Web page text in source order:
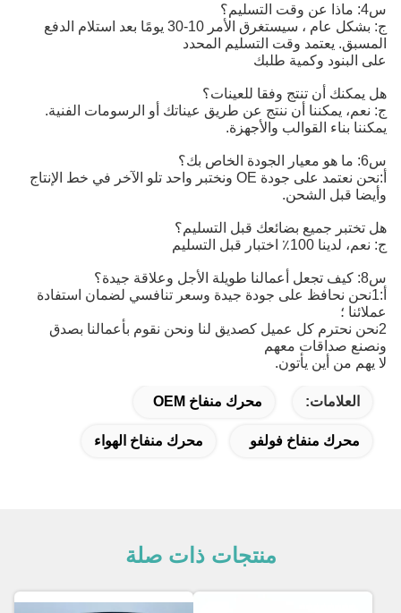
س4: ماذا عن وقت التسليم؟
ج: بشكل عام ، سيستغرق الأمر 10-30 يومًا بعد استلام الدفع
المسبق. يعتمد وقت التسليم المحدد
على البنود وكمية طلبك
هل يمكنك أن تنتج وفقا للعينات؟
ج: نعم، يمكننا أن ننتج عن طريق عيناتك أو الرسومات الفنية.
يمكننا بناء القوالب والأجهزة.
س6: ما هو معيار الجودة الخاص بك؟
أ:
وأيضا قبل الشحن.
هل تختبر جميع بضائعك قبل التسليم؟
ج: نعم، لدينا 100٪ اختبار قبل التسليم
س8: كيف تجعل أعمالنا طويلة الأجل وعلاقة جيدة؟
أ:1نحن نحافظ على جودة جيدة وسعر تنافسي لضمان استفادة
عملائنا ؛
2نحن نحترم كل عميل كصديق لنا ونحن نقوم بأعمالنا بصدق
ونصنع صداقات معهم
لا يهم من أين يأتون.
العلامات: محرك منفاخ OEM
محرك منفاخ فولفو محرك منفاخ الهواء
منتجات ذات صلة